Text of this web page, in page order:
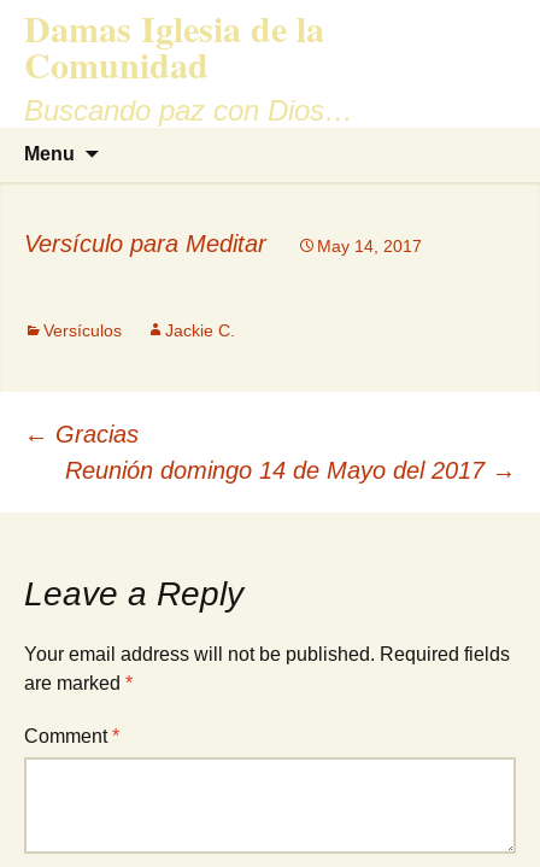
Damas Iglesia de la
Comunidad
Buscando paz con Dios…
Menu
Versículo para Meditar May 14, 2017
Versículos Jackie C.
Post
navigation
← Gracias
Reunión domingo 14 de Mayo del 2017 →
Leave a Reply
Your email address will not be published. Required fields
are marked *
Comment*